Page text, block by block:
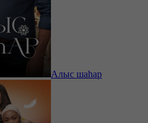
Алыс шаһар